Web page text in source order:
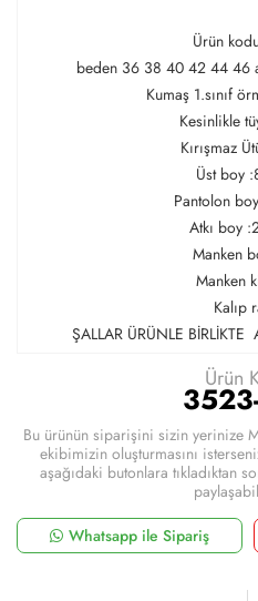
Ürün
beden 36 38 40 42 44 46
Kumaş 1.sınıf
Kesinlikle
Kırışmaz
Üst boy
Pantolon
Atkı boy
Manken
Manken
Kalıp
ŞALLAR ÜRÜNLE
Ürün
Bu ürünün siparişini sizin yerinize
ekibimizin oluşturmasını
aşağıdaki butonlara tıkladıktan
Whatsapp ile Sipariş